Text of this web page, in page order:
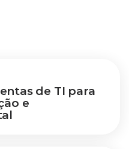
de TI para
e